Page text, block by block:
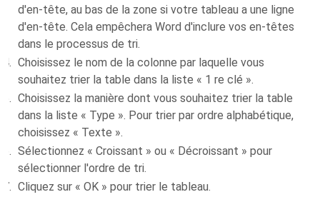
d'en-tête, au bas de la zone si votre tableau a une ligne
d'en-tête. Cela empêchera Word d'inclure vos en-têtes
dans le processus de tri.
Choisissez le nom de la colonne par laquelle vous
souhaitez trier la table dans la liste « 1 re clé ».
Choisissez la manière dont vous souhaitez trier la table
dans la liste « Type ». Pour trier par ordre alphabétique,
choisissez « Texte ».
Sélectionnez « Croissant » ou « Décroissant » pour
sélectionner l'ordre de tri.
Cliquez sur « OK » pour trier le tableau.